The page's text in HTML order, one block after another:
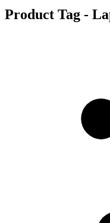
Product Tag -